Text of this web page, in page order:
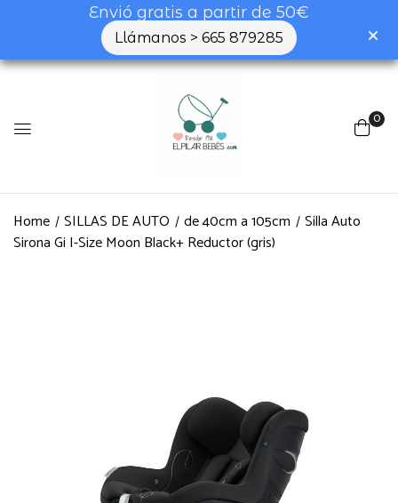
Envió gratis a partir de 50€
Llámanos > 665 879285
0
Home SILLAS DE AUTO de 40cm a 105cm
Silla Auto
Sirona Gi I-Size Moon Black+ Reductor (gris)